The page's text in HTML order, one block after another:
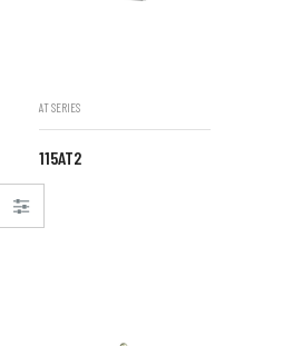
AT SERIES
115AT2